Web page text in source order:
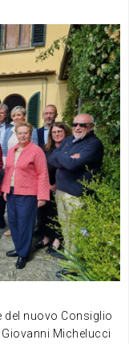
del nuovo Consiglio
Michelucci